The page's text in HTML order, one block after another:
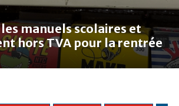
les manuels scolaires et
hors TVA pour la rentrée